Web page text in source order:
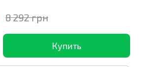
8 292 грн
Купить